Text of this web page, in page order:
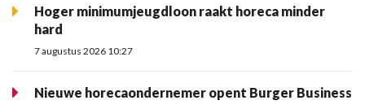
Hoger minimumjeugdloon raakt horeca minder
hard
7 augustus 2026 10:27
Nieuwe horecaondernemer opent Burger Business